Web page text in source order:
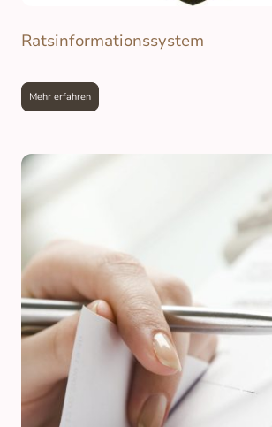
Ratsinformationssystem
Mehr erfahren